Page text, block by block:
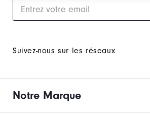
Suivez-nous sur les réseaux
Notre Marque